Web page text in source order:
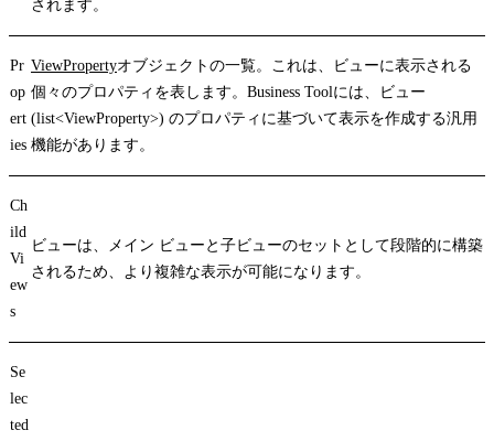
されます。
Pr
op
ert
ies
ViewPropertyオブジェクトの一覧。これは、ビューに表示される
個々のプロパティを表します。Business Toolには、ビュー
(list<ViewProperty>) のプロパティに基づいて表示を作成する汎用
機能があります。
Ch
ild
Vi
ew
s
ビューは、メイン ビューと子ビューのセットとして段階的に構築
されるため、より複雑な表示が可能になります。
Se
lec
ted